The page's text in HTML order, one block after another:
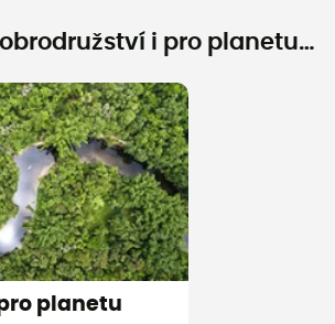
i pro planetu…
planetu